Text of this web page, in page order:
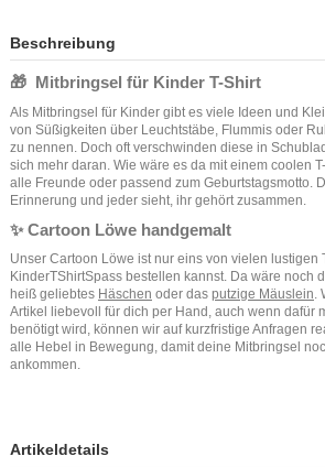
Beschreibung
🎁 Mitbringsel für Kinder T-Shirt
Als Mitbringsel für Kinder gibt es viele Ideen und
von Süßigkeiten über Leuchtstäbe, Flummis oder
zu nennen. Doch oft verschwinden diese in
sich mehr daran. Wie wäre es da mit einem coolen
alle Freunde oder passend zum Geburtstagsmotto.
Erinnerung und jeder sieht, ihr gehört zusammen.
✨ Cartoon Löwe handgemalt
Unser Cartoon Löwe ist nur eins von vielen lustigen
KinderTShirtSpass bestellen kannst. Da wäre noch
heiß geliebtes Häschen oder das putzige Mäuslein.
Artikel liebevoll für dich per Hand, auch wenn dafür
benötigt wird, können wir auf kurzfristige Anfragen
alle Hebel in Bewegung, damit deine Mitbringsel
ankommen.
Artikeldetails